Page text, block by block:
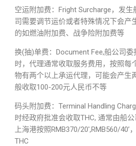
空运附加费：Fright Surcharge，发
司需要调节运价或者特殊情况下会产
的如燃油附加费、战争险附加费等
换(抽)单费：Document Fee,船公司
时，代理通常收取服务费用，按照每
物有两个以上承运代理，可能会产生
般收取100-200元人民币不等
码头附加费：Terminal Handling
时经政府批准会收取THC, 通常由船
上海港按照RMB370/20′,RMB560/40’
THC